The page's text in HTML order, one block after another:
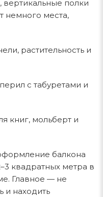
вертикальные полки
немного места,
растительность и
с табуретами и
книг, мольберт и
балкона
квадратных метра в
Главное — не
и находить